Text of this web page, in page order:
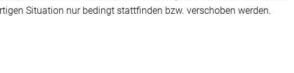
Situation nur bedingt stattfinden bzw. verschoben werden.